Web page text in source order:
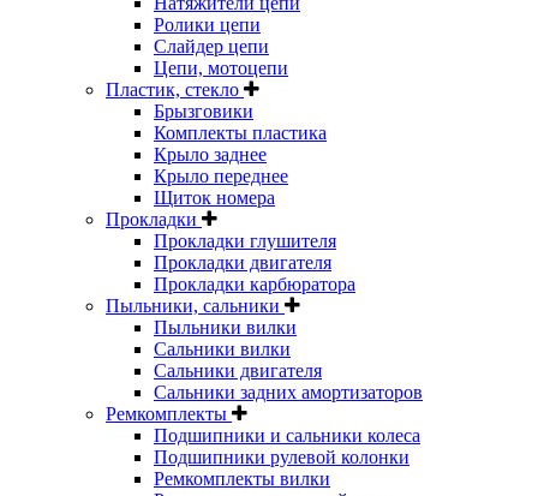
Ролики цепи
Слайдер цепи
Цепи, мотоцепи
Пластик, стекло
Брызговики
Комплекты пластика
Крыло заднее
Крыло переднее
Щиток номера
Прокладки
Прокладки глушителя
Прокладки двигателя
Прокладки карбюратора
Пыльники, сальники
Пыльники вилки
Сальники вилки
Сальники двигателя
Сальники задних амортизаторов
Ремкомплекты
Подшипники и сальники колеса
Подшипники рулевой колонки
Ремкомплекты вилки